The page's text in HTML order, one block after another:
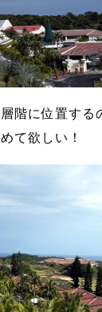
階に位置する
て欲しい！